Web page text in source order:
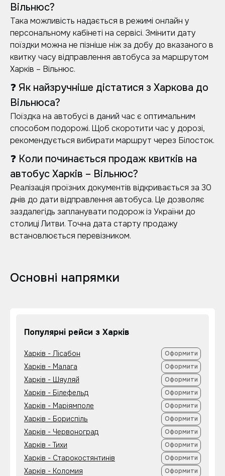
Вільнюс?
Така можливість надається в режимі онлайн у
персональному кабінеті на сервісі. Змінити дату
поїздки можна не пізніше ніж за добу до вказаного в
квитку часу відправлення автобуса за маршрутом
Харків – Вільнюс.
❓ Як найзручніше дістатися з Харкова до
Вільнюса?
Поїздка на автобусі в даний час є оптимальним
способом подорожі. Щоб скоротити час у дорозі,
рекомендується вибирати маршрут через Білосток.
❓ Коли починається продаж квитків на
автобус Харків – Вільнюс?
Реалізація проїзних документів відкривається за 30
днів до дати відправлення автобуса. Це дозволяє
заздалегідь запланувати подорож із України до
столиці Литви. Точна дата старту продажу
встановлюється перевізником.
Основні напрямки
Популярні рейси з Харків
Харків - Лісабон Оформити
Харків - Малага Оформити
Харків - Шяуляй Оформити
Харків - Білефельд Оформити
Харків - Маріямполе Оформити
Харків - Бориспіль Оформити
Харків - Червоноград Оформити
Харків - Тихи Оформити
Харків - Старокостянтинів Оформити
Харків - Коломия Оформити